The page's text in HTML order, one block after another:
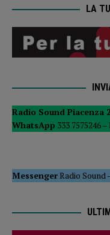
LA
Radio Sound Piacenza
WhatsApp 333 7575246 –
MessengerRadio Sound